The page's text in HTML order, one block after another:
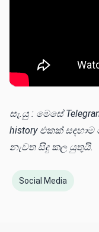
සැ.යු : මෙසේ
history එකක්
නැවත සිදු කල යුතුයි.
Social Media